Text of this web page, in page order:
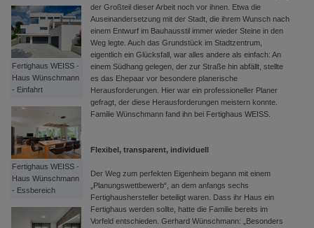
Fertighaus WEISS -
Haus Wünschmann
- Einfahrt
Fertighaus WEISS -
Haus Wünschmann
- Essbereich
der Großteil dieser Arbeit noch vor ihnen. Etwa die
Auseinandersetzung mit der Stadt, die ihrem Wunsch nach
einem Entwurf im Bauhausstil immer wieder Steine in den
Weg legte. Auch das Grundstück im Stadtzentrum,
eigentlich ein Glücksfall, war alles andere als einfach: An
einem Südhang gelegen, der zur Straße hin abfällt, stellte
es das Ehepaar vor besondere planerische
Herausforderungen. Hier war ein professioneller Planer
gefragt, der diese Herausforderungen meistern konnte.
Familie Wünschmann fand ihn bei Fertighaus WEISS.
Flexibel, transparent, individuell
Der Weg zum perfekten Eigenheim begann mit einem
„Planungswettbewerb“, an dem anfangs sechs
Fertighaushersteller beteiligt waren. Dass ihr Haus ein
Fertighaus werden sollte, hatte die Familie bereits im
Vorfeld entschieden. Gerhard Wünschmann: „Besonders